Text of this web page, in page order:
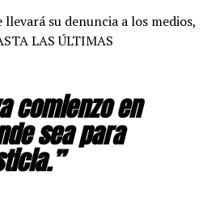
su denuncia a los medios,
LAS ÚLTIMAS
comienzo en
sea para